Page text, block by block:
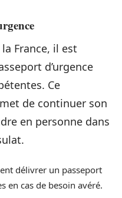
France, il est
d’urgence
Ce
de continuer son
en personne dans
délivrer un passeport
en cas de besoin avéré.